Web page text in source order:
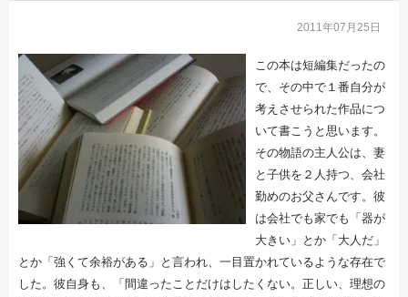
2011年07月25日
この本は短編集だったの
で、その中で１番自分が
考えさせられた作品につ
いて書こうと思います。
その物語の主人公は、妻
と子供を２人持つ、会社
勤めのお父さんです。彼
は会社でも家でも「器が
大きい」とか「大人だ」
とか「強くて余裕がある」と言われ、一目置かれているような存在で
した。彼自身も、「間違ったことだけはしたくない。正しい、理想の